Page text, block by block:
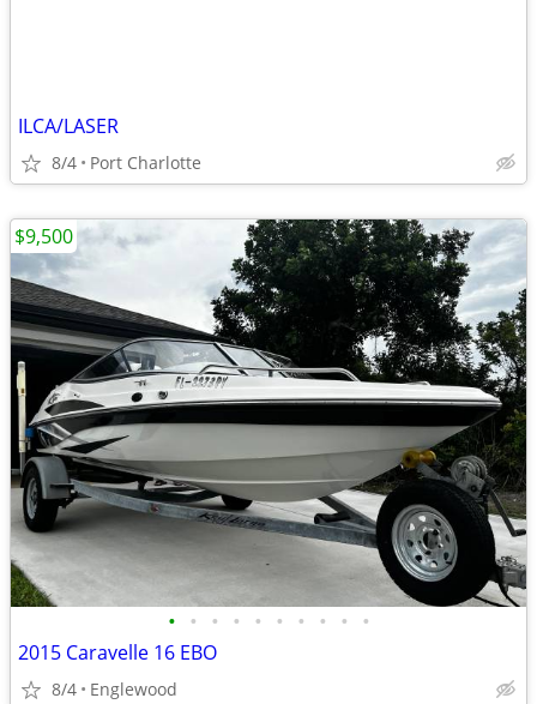
ILCA/LASER
8/4 Port Charlotte
• • • • • • • • • •
2015 Caravelle 16 EBO
8/4 Englewood
$9,500